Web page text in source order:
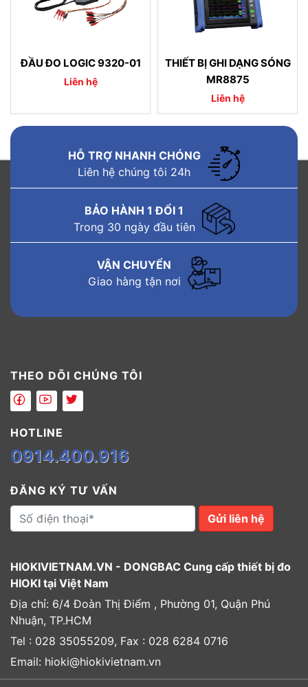
ĐẦU ĐO LOGIC 9320-01
Liên hệ
THIẾT BỊ GHI DẠNG SÓNG
MR8875
Liên hệ
HỖ TRỢ NHANH CHÓNG
Liên hệ chúng tôi 24h
BẢO HÀNH 1 ĐỔI 1
Trong 30 ngày đầu tiên
VẬN CHUYỂN
Giao hàng tận nơi
THEO DÕI CHÚNG TÔI
HOTLINE
0914.400.916
ĐĂNG KÝ TƯ VẤN
Gửi liên hệ
HIOKIVIETNAM.VN - DONGBAC Cung cấp thiết bị đo
HIOKI tại Việt Nam
Địa chỉ: 6/4 Đoàn Thị Điểm , Phường 01, Quận Phú
Nhuận, TP.HCM
Tel : 028 35055209, Fax : 028 6284 0716
Email: hioki@hiokivietnam.vn